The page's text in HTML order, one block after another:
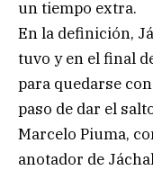
un tiempo extra.
En la definición,
tuvo y en el final
para quedarse
paso de dar el
Marcelo Piuma,
anotador de